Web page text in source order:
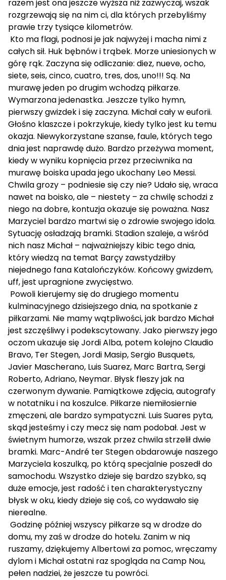
razem jest ona jeszcze wyższa niż zazwyczaj, wszak
rozgrzewają się na nim ci, dla których przebyliśmy
prawie trzy tysiące kilometrów.
Kto ma flagi, podnosi je jak najwyżej i macha nimi z
całych sił. Huk bębnów i trąbek. Morze uniesionych w
górę rąk. Zaczyna się odliczanie: diez, nueve, ocho,
siete, seis, cinco, cuatro, tres, dos, uno!!! Są. Na
murawę jeden po drugim wchodzą piłkarze.
Wymarzona jedenastka. Jeszcze tylko hymn,
pierwszy gwizdek i się zaczyna. Michał cały w euforii.
Głośno klaszcze i pokrzykuje, kiedy tylko jest ku temu
okazja. Niewykorzystane szanse, faule, których tego
dnia jest naprawdę dużo. Bardzo przeżywa moment,
kiedy w wyniku kopnięcia przez przeciwnika na
murawę boiska upada jego ukochany Leo Messi.
Chwila grozy – podniesie się czy nie? Udało się, wraca
nawet na boisko, ale – niestety – za chwilę schodzi z
niego na dobre, kontuzja okazuje się poważna. Nasz
Marzyciel bardzo martwi się o zdrowie swojego idola.
Sytuację osładzają bramki. Stadion szaleje, a wśród
nich nasz Michał – najważniejszy kibic tego dnia,
który wiedzą na temat Barçy zawstydziłby
niejednego fana Katalończyków. Końcowy gwizdem,
uff, jest upragnione zwycięstwo.
Powoli kierujemy się do drugiego momentu
kulminacyjnego dzisiejszego dnia, na spotkanie z
piłkarzami. Nie mamy wątpliwości, jak bardzo Michał
jest szczęśliwy i podekscytowany. Jako pierwszy jego
oczom ukazuje się Jordi Alba, potem kolejno Claudio
Bravo, Ter Stegen, Jordi Masip, Sergio Busquets,
Javier Mascherano, Luis Suarez, Marc Bartra, Sergi
Roberto, Adriano, Neymar. Błysk fleszy jak na
czerwonym dywanie. Pamiątkowe zdjęcia, autografy
w notatniku i na koszulce. Piłkarze niemiłosiernie
zmęczeni, ale bardzo sympatyczni. Luis Suares pyta,
skąd jesteśmy i czy mecz się nam podobał. Jest w
świetnym humorze, wszak przez chwila strzelił dwie
bramki. Marc-André ter Stegen obdarowuje naszego
Marzyciela koszulką, po którą specjalnie poszedł do
samochodu. Wszystko dzieje się bardzo szybko, są
duże emocje, jest radość i ten charakterystyczny
błysk w oku, kiedy dzieje się coś, co wydawało się
nierealne.
Godzinę później wszyscy piłkarze są w drodze do
domu, my zaś w drodze do hotelu. Zanim w nią
ruszamy, dziękujemy Albertowi za pomoc, wręczamy
dylom i Michał ostatni raz spogląda na Camp Nou,
pełen nadziei, że jeszcze tu powróci.